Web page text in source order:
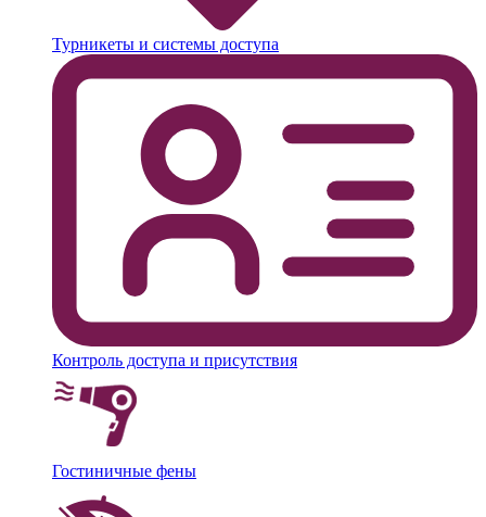
Турникеты и системы доступа
Контроль доступа и присутствия
Гостиничные фены